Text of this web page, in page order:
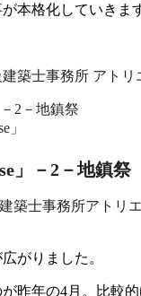
本格化していきま
築士事務所 アトリ
」
」－2－地鎮祭
築士事務所アトリ
がりました。
昨年の4月。比較